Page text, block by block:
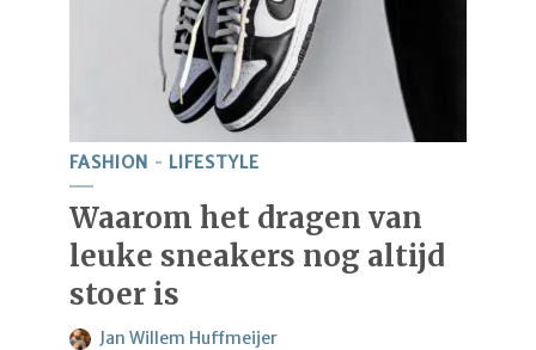
FASHION LIFESTYLE
Waarom het dragen van
leuke sneakers nog altijd
stoer is
Jan Willem Huffmeijer